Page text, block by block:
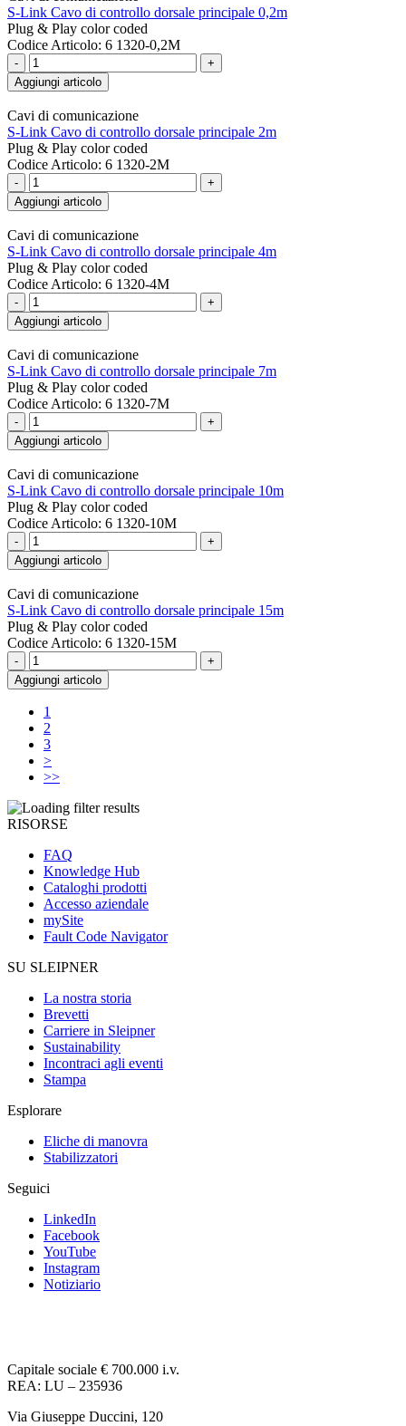
S-Link Cavo di controllo dorsale principale 0,2m
Plug & Play color coded
Codice Articolo: 6 1320-0,2M
-
+
Aggiungi articolo
Cavi di comunicazione
S-Link Cavo di controllo dorsale principale 2m
Plug & Play color coded
Codice Articolo: 6 1320-2M
-
+
Aggiungi articolo
Cavi di comunicazione
S-Link Cavo di controllo dorsale principale 4m
Plug & Play color coded
Codice Articolo: 6 1320-4M
-
+
Aggiungi articolo
Cavi di comunicazione
S-Link Cavo di controllo dorsale principale 7m
Plug & Play color coded
Codice Articolo: 6 1320-7M
-
+
Aggiungi articolo
Cavi di comunicazione
S-Link Cavo di controllo dorsale principale 10m
Plug & Play color coded
Codice Articolo: 6 1320-10M
-
+
Aggiungi articolo
Cavi di comunicazione
S-Link Cavo di controllo dorsale principale 15m
Plug & Play color coded
Codice Articolo: 6 1320-15M
-
+
Aggiungi articolo
1
2
3
>
>>
RISORSE
FAQ
Knowledge Hub
Cataloghi prodotti
Accesso aziendale
mySite
Fault Code Navigator
SU SLEIPNER
La nostra storia
Brevetti
Carriere in Sleipner
Sustainability
Incontraci agli eventi
Stampa
Esplorare
Eliche di manovra
Stabilizzatori
Seguici
LinkedIn
Facebook
YouTube
Instagram
Notiziario
Capitale sociale € 700.000 i.v.
REA: LU – 235936
Via Giuseppe Duccini, 120